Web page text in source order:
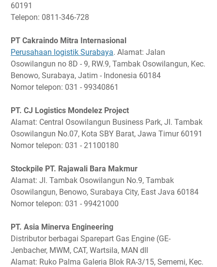
60191
Telepon: 0811-346-728
PT Cakraindo Mitra Internasional
Perusahaan logistik Surabaya. Alamat: Jalan
Osowilangun no 8D - 9, RW.9, Tambak Osowilangun, Kec.
Benowo, Surabaya, Jatim - Indonesia 60184
Nomor telepon: 031 - 99340861
PT. CJ Logistics Mondelez Project
Alamat: Central Osowilangun Business Park, Jl. Tambak
Osowilangun No.07, Kota SBY Barat, Jawa Timur 60191
Nomor telepon: 031 - 21100180
Stockpile PT. Rajawali Bara Makmur
Alamat: Jl. Tambak Osowilangun No.9, Tambak
Osowilangun, Benowo, Surabaya City, East Java 60184
Nomor telepon: 031 - 99421000
PT. Asia Minerva Engineering
Distributor berbagai Sparepart Gas Engine (GE-
Jenbacher, MWM, CAT, Wartsila, MAN dll
Alamat: Ruko Palma Galeria Blok RA-3/15, Sememi, Kec.